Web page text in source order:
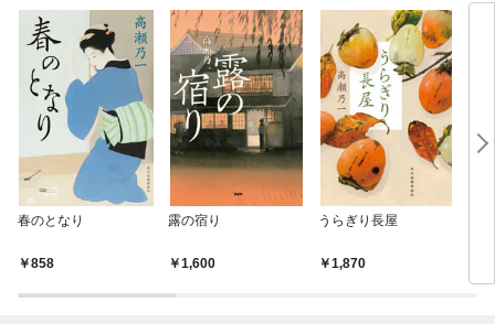
春のとなり
858
露の宿り
1,600
うらぎり長屋
1,870